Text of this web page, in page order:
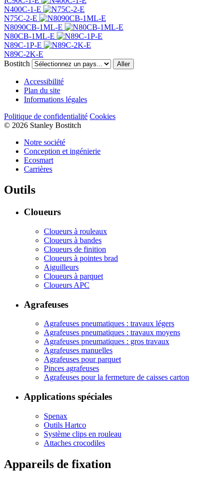
N400C-1-E
N75C-2-E
N8090CB-1ML-E
N80CB-1ML-E
N89C-1P-E
N89C-2K-E
Bostitch
Aller
Accessibilité
Plan du site
Informations légales
Politique de confidentialité Cookies
© 2026 Stanley Bostitch
Notre société
Conception et ingénierie
Ecosmart
Carrières
Outils
Cloueurs
Cloueurs à rouleaux
Cloueurs à bandes
Cloueurs de finition
Cloueurs à pointes brad
Aiguilleurs
Cloueurs à parquet
Cloueurs APC
Agrafeuses
Agrafeuses pneumatiques : travaux légers
Agrafeuses pneumatiques : travaux moyens
Agrafeuses pneumatiques : gros travaux
Agrafeuses manuelles
Agrafeuses pour parquet
Pinces agrafeuses
Agrafeuses pour la fermeture de caisses carton
Applications spéciales
Spenax
Outils Hartco
Système clips en rouleau
Attaches crocodiles
Appareils de fixation